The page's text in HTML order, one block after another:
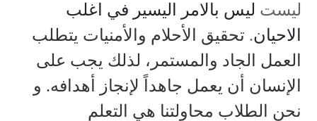
ليست ليس بالامر اليسير في اغلب
الاحيان. تحقيق الأحلام والأمنيات يتطلب
العمل الجاد والمستمر، لذلك يجب على
الإنسان أن يعمل جاهداً لإنجاز أهدافه. و
نحن الطلاب محاولتنا هي التعلم